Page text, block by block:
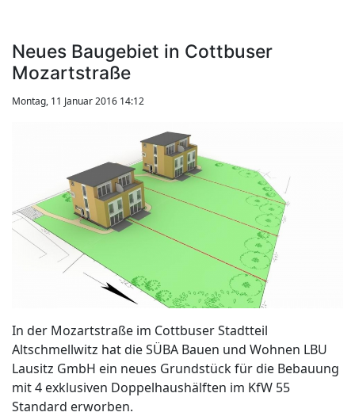
Neues Baugebiet in Cottbuser
Mozartstraße
Montag, 11 Januar 2016 14:12
In der Mozartstraße im Cottbuser Stadtteil
Altschmellwitz hat die SÜBA Bauen und Wohnen LBU
Lausitz GmbH ein neues Grundstück für die Bebauung
mit 4 exklusiven Doppelhaushälften im KfW 55
Standard erworben.